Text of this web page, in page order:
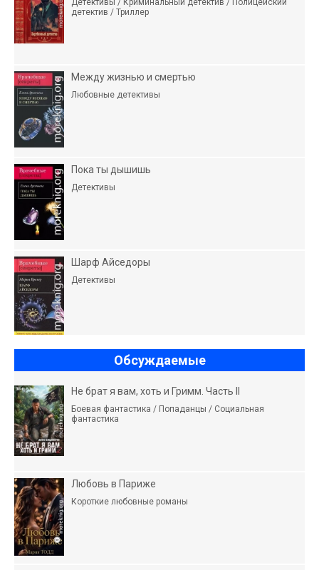
Детективы / Криминальный детектив / Полицейский
детектив / Триллер
Между жизнью и смертью
Любовные детективы
Пока ты дышишь
Детективы
Шарф Айседоры
Детективы
Обсуждаемые
Не брат я вам, хоть и Гримм. Часть II
Боевая фантастика / Попаданцы / Социальная
фантастика
Любовь в Париже
Короткие любовные романы